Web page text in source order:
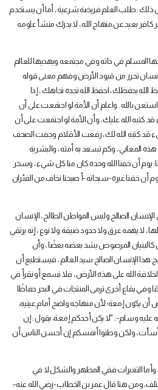
ذلك : طلب العلم فريضة شرعية ، أما أن يستخدم
كافر بعيد عن منهاج الله ، لا يدرك منشأ علومه
المسلم في ذاته وفي مجتمعه ويهديها للعالم
تحرر من قيود الأرض وفهم معنى قوله
الله يحفظك ، احفظ الله تجده تجاهك ، إذا
بالله . واعلم أن الأمة لو اجتمعت على أن
الله عليك ، وأن الأمة لو اجتمعت على أن
كتبه الله لك ، رفعت الأقلام وجفت الصحف
المعاني ، وكم تسعد به أمته ، والبشرية
يوم أن خفنا الله وحده كان منا كل شيء ، وسخر
خفنا غيره -سبحانه -أ صبحنا نخاف من الفئران
الإنسان الصالح وليس المواطن الطالح ، الإنسان
، لا يهمه عرق ولا حدود ضيقة ولا نوع ، إنه يرتقي
المرصوص يشد بعضه بعضًا ، وأن
هذا الإنسان الصالح سيد العالم ، فيستطيع أن
الله على هذه الأرض ، فلا نسمع أو نقرأ في
بقاع أخرى ترمى المنتجات في البحر حفاظًا
أن يكون إمعة؛ لأن منهاجه واضح أمام عينيه،
عليه وسلم- : "لا يكن أحدكم إمعة، يقول : إن
، ولكن وطنوا أنفسكم إن أحسن الناس أن
، وأما التغيرات ففي المظهر والشكل لا في
ومن هنا قال عمر بن الخطاب -رضي الله عنه-: